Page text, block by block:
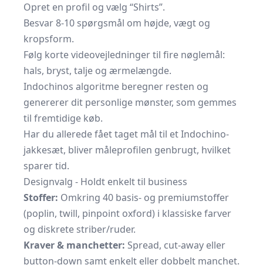
Opret en profil og vælg “Shirts”.
Besvar 8-10 spørgsmål om højde, vægt og
kropsform.
Følg korte video­vejledninger til fire nøgle­mål:
hals, bryst, talje og ærme­længde.
Indochinos algoritme beregner resten og
genererer dit personlige mønster, som gemmes
til fremtidige køb.
Har du allerede fået taget mål til et Indochino-
jakkesæt, bliver måleprofilen genbrugt, hvilket
sparer tid.
Designvalg - Holdt enkelt til business
Stoffer: Omkring 40 basis- og premium­stoffer
(poplin, twill, pinpoint oxford) i klassiske farver
og diskrete striber/ruder.
Kraver & manchetter: Spread, cut-away eller
button-down samt enkelt eller dobbelt manchet.